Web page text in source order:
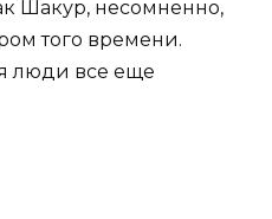
Шакур, несомненно,
того времени.
люди все еще